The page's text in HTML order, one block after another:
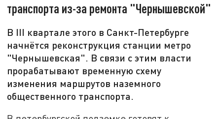
транспорта из-за ремонта "Чернышевской"
В III квартале этого в Санкт-Петербурге
начнётся реконструкция станции метро
"Чернышевская". В связи с этим власти
прорабатывают временную схему
изменения маршрутов наземного
общественного транспорта.